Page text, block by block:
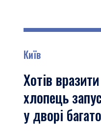
Київ
Хотів
хлопець
у дворі